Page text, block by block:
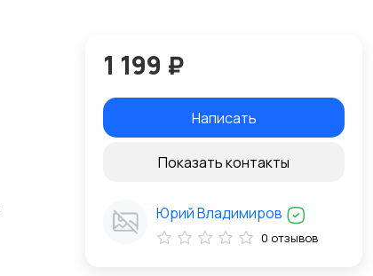
1 199 ₽
Написать
Показать контакты
Юрий Владимиров
0 отзывов